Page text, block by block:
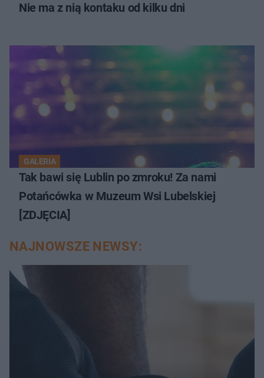
Nie ma z nią kontaku od kilku dni
GALERIA
Tak bawi się Lublin po zmroku! Za nami
Potańcówka w Muzeum Wsi Lubelskiej
[ZDJĘCIA]
NAJNOWSZE NEWSY: